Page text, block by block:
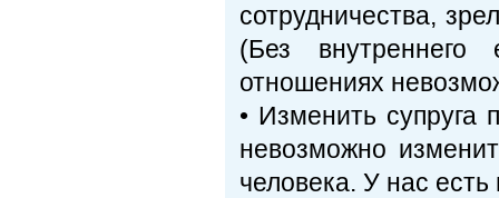
сотрудничества,
(Без внутреннего
отношениях
• Изменить
невозможно
человека. У нас